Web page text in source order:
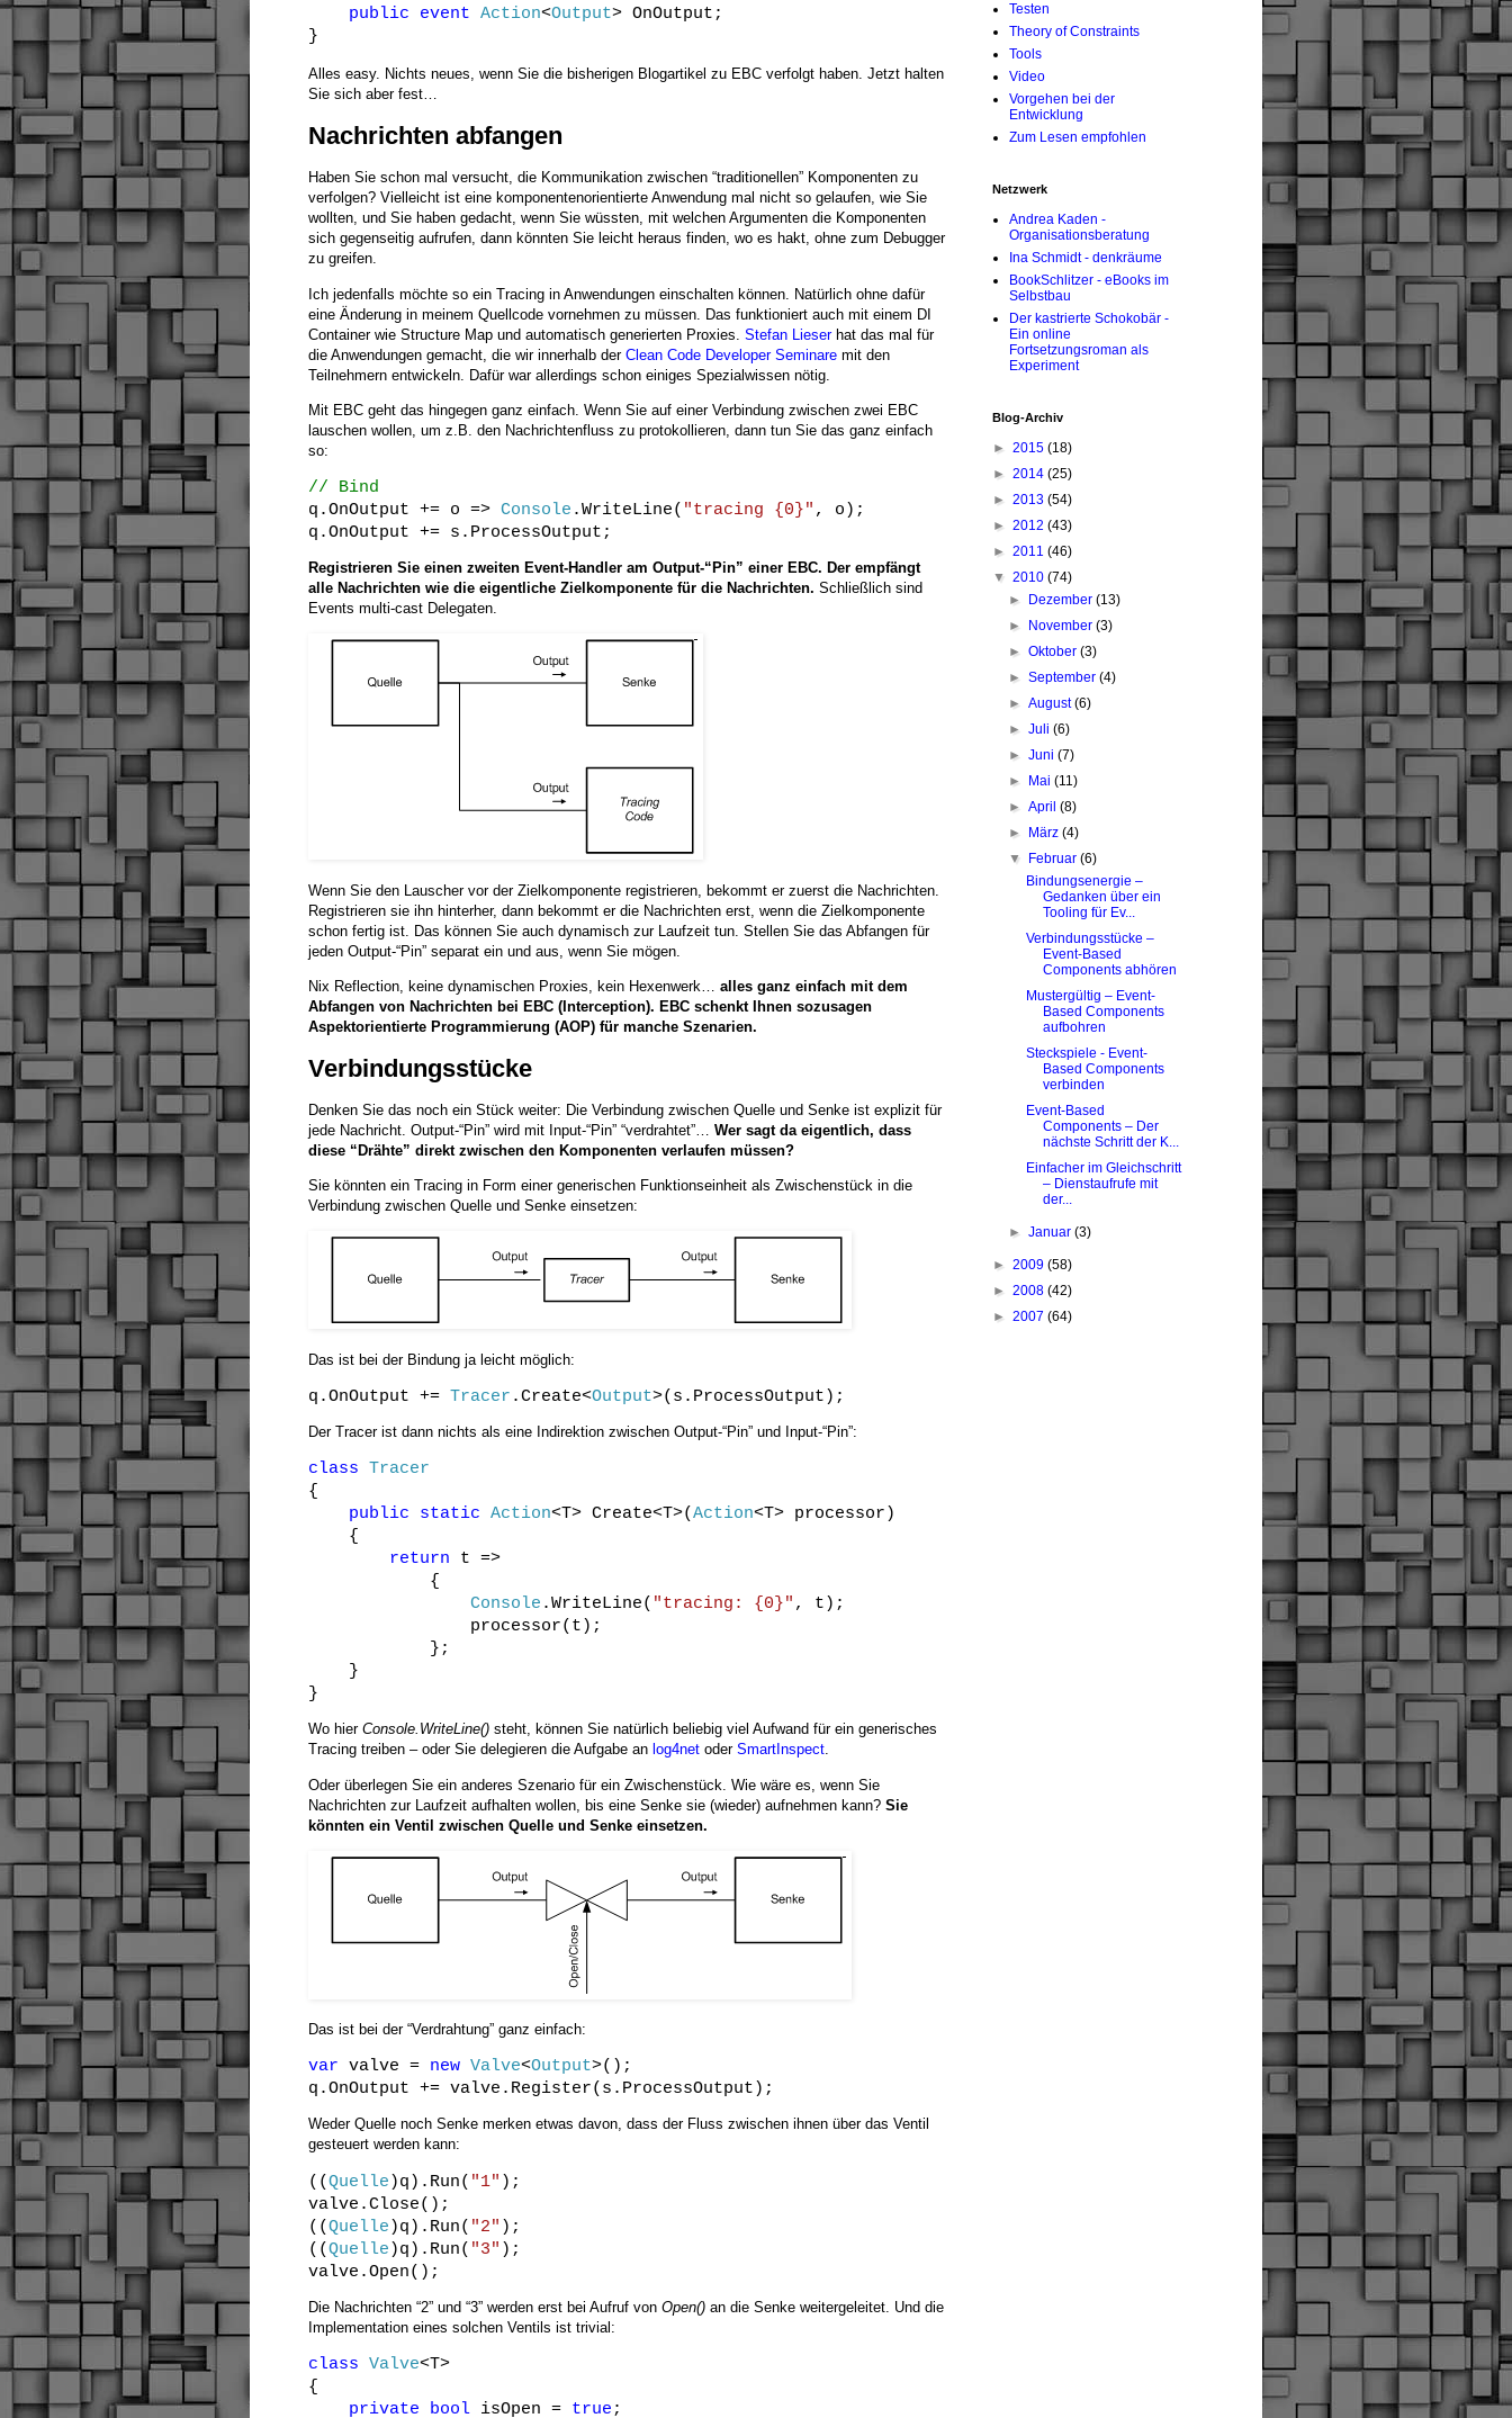
public event Action<Output> OnOutput;
}
Alles easy. Nichts neues, wenn Sie die bisherigen Blogartikel zu EBC verfolgt haben. Jetzt halten
Sie sich aber fest…
Nachrichten abfangen
Haben Sie schon mal versucht, die Kommunikation zwischen “traditionellen” Komponenten zu
verfolgen? Vielleicht ist eine komponentenorientierte Anwendung mal nicht so gelaufen, wie Sie
wollten, und Sie haben gedacht, wenn Sie wüssten, mit welchen Argumenten die Komponenten
sich gegenseitig aufrufen, dann könnten Sie leicht heraus finden, wo es hakt, ohne zum Debugger
zu greifen.
Ich jedenfalls möchte so ein Tracing in Anwendungen einschalten können. Natürlich ohne dafür
eine Änderung in meinem Quellcode vornehmen zu müssen. Das funktioniert auch mit einem DI
Container wie Structure Map und automatisch generierten Proxies. Stefan Lieserhat das mal für
die Anwendungen gemacht, die wir innerhalb der Clean Code Developer Seminare mit den
Teilnehmern entwickeln. Dafür war allerdings schon einiges Spezialwissen nötig.
Mit EBC geht das hingegen ganz einfach. Wenn Sie auf einer Verbindung zwischen zwei EBC
lauschen wollen, um z.B. den Nachrichtenfluss zu protokollieren, dann tun Sie das ganz einfach
so:
// Bind
q.OnOutput += o => Console .WriteLine( "tracing {0}" , o);
q.OnOutput += s.ProcessOutput;
Registrieren Sie einen zweiten Event-Handler am Output-“Pin” einer EBC. Der empfängt
alle Nachrichten wie die eigentliche Zielkomponente für die Nachrichten. Schließlich sind
Events multi-cast Delegaten.
Wenn Sie den Lauscher vor der Zielkomponente registrieren, bekommt er zuerst die Nachrichten.
Registrieren sie ihn hinterher, dann bekommt er die Nachrichten erst, wenn die Zielkomponente
schon fertig ist. Das können Sie auch dynamisch zur Laufzeit tun. Stellen Sie das Abfangen für
jeden Output-“Pin” separat ein und aus, wenn Sie mögen.
Nix Reflection, keine dynamischen Proxies, kein Hexenwerk… alles ganz einfach mit dem
Abfangen von Nachrichten bei EBC (Interception). EBC schenkt Ihnen sozusagen
Aspektorientierte Programmierung (AOP) für manche Szenarien.
Verbindungsstücke
Denken Sie das noch ein Stück weiter: Die Verbindung zwischen Quelle und Senke ist explizit für
jede Nachricht. Output-“Pin” wird mit Input-“Pin” “verdrahtet”… Wer sagt da eigentlich, dass
diese “Drähte” direkt zwischen den Komponenten verlaufen müssen?
Sie könnten ein Tracing in Form einer generischen Funktionseinheit als Zwischenstück in die
Verbindung zwischen Quelle und Senke einsetzen:
Das ist bei der Bindung ja leicht möglich:
q.OnOutput += Tracer .Create<Output>(s.ProcessOutput);
Der Tracer ist dann nichts als eine Indirektion zwischen Output-“Pin” und Input-“Pin”:
class
Tracer
{
public
static Action<T> Create<T>(Action<T> processor)
{
return t =>
{
Console .WriteLine( "tracing: {0}" , t);
processor(t);
};
}
}
Wo hier Console.WriteLine() steht, können Sie natürlich beliebig viel Aufwand für ein generisches
Tracing treiben – oder Sie delegieren die Aufgabe an log4net oder SmartInspect.
Oder überlegen Sie ein anderes Szenario für ein Zwischenstück. Wie wäre es, wenn Sie
Nachrichten zur Laufzeit aufhalten wollen, bis eine Senke sie (wieder) aufnehmen kann? Sie
könnten ein Ventil zwischen Quelle und Senke einsetzen.
Das ist bei der “Verdrahtung” ganz einfach:
var valve = new Valve<Output>();
q.OnOutput += valve.Register(s.ProcessOutput);
Weder Quelle noch Senke merken etwas davon, dass der Fluss zwischen ihnen über das Ventil
gesteuert werden kann:
((Quelle)q).Run( "1" );
valve.Close();
((Quelle)q).Run( "2" );
((Quelle)q).Run( "3" );
valve.Open();
Die Nachrichten “2” und “3” werden erst bei Aufruf von Open() an die Senke weitergeleitet. Und die
Implementation eines solchen Ventils ist trivial:
class Valve<T>
{
private
bool isOpen = true ;
Testen
Theory of Constraints
Tools
Video
Vorgehen bei der
Entwicklung
Zum Lesen empfohlen
Netzwerk
Andrea Kaden -
Organisationsberatung
Ina Schmidt - denkräume
BookSchlitzer - eBooks im
Selbstbau
Der kastrierte Schokobär -
Ein online
Fortsetzungsroman als
Experiment
Blog-Archiv
► 2015 (18)
► 2014 (25)
► 2013 (54)
► 2012 (43)
► 2011 (46)
▼ 2010 (74)
►
Dezember(13)
►
November(3)
►Oktober(3)
►September(4)
►August(6)
►Juli(6)
►Juni(7)
►
Mai(11)
►April(8)
►
März(4)
▼
Februar(6)
Bindungsenergie –
Gedanken über ein
Tooling für Ev...
Verbindungsstücke –
Event-Based
Components abhören
Mustergültig – Event-
Based Components
aufbohren
Steckspiele - Event-
Based Components
verbinden
Event-Based
Components – Der
nächste Schritt der K...
Einfacher im Gleichschritt
– Dienstaufrufe mit
der...
►Januar(3)
► 2009 (58)
► 2008 (42)
► 2007 (64)